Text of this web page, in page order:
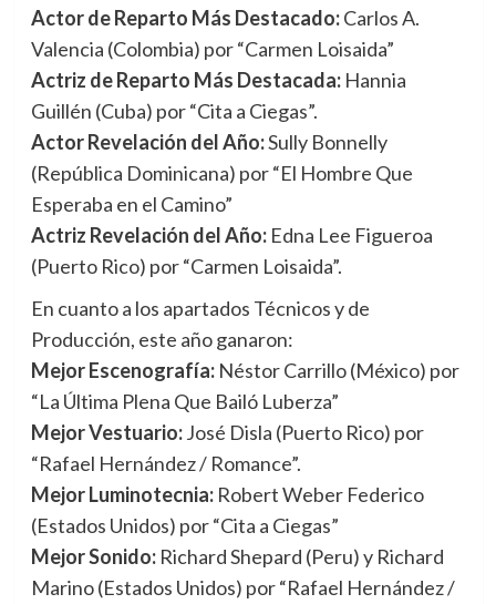
Actor de Reparto Más Destacado:Carlos A.
Valencia (Colombia) por “Carmen Loisaida”
Actriz de Reparto Más Destacada:Hannia
Guillén (Cuba) por “Cita a Ciegas”.
Actor Revelación del Año:Sully Bonnelly
(República Dominicana) por “El Hombre Que
Esperaba en el Camino”
Actriz Revelación del Año:Edna Lee Figueroa
(Puerto Rico) por “Carmen Loisaida”.
En cuanto a los apartados Técnicos y de
Producción, este año ganaron:
Mejor Escenografía:Néstor Carrillo (México) por
“La Última Plena Que Bailó Luberza”
Mejor Vestuario:José Disla (Puerto Rico) por
“Rafael Hernández / Romance”.
Mejor Luminotecnia:Robert Weber Federico
(Estados Unidos) por “Cita a Ciegas”
Mejor Sonido:Richard Shepard (Peru) y Richard
Marino (Estados Unidos) por “Rafael Hernández /